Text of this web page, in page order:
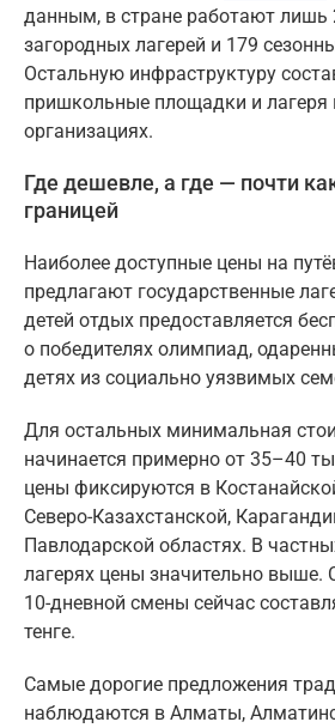
данным, в стране работают лишь
загородных лагерей и 179
Остальную инфраструктуру
пришкольные площадки и
организациях.
Где дешевле, а где — почти
границей
Наиболее доступные цены на
предлагают государственные
детей отдых предоставляется
о победителях олимпиад,
детях из социально уязвимых
Для остальных минимальная
начинается примерно от 35–40
цены фиксируются в
Северо-Казахстанской,
Павлодарской областях. В
лагерях цены значительно выше.
10-дневной смены сейчас
тенге.
Самые дорогие предложения
наблюдаются в Алматы,